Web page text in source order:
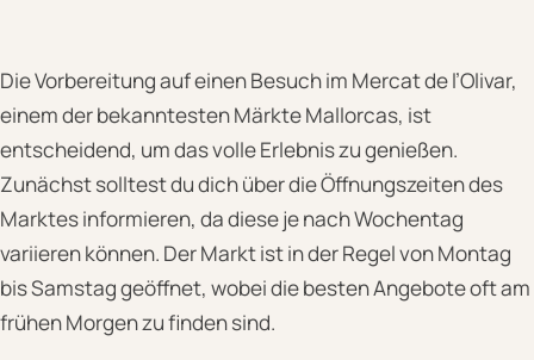
Die Vorbereitung auf einen Besuch im Mercat de l’Olivar,
einem der bekanntesten Märkte Mallorcas, ist
entscheidend, um das volle Erlebnis zu genießen.
Zunächst solltest du dich über die Öffnungszeiten des
Marktes informieren, da diese je nach Wochentag
variieren können. Der Markt ist in der Regel von Montag
bis Samstag geöffnet, wobei die besten Angebote oft am
frühen Morgen zu finden sind.